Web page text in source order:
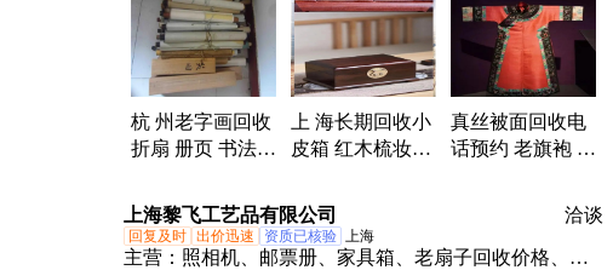
杭 州老字画回收
折扇 册页 书法对
时上门服务
上 海长期回收小
皮箱 红木梳妆盒
购 免费上门服务
真丝被面回收电
话预约 老旗袍 绣
件收购免费上门
上海黎飞工艺品有限公司 洽谈
回复及时 出价迅速 资质已核验 上海
主营： 照相机、邮票册、家具箱、老扇子回收价格、收